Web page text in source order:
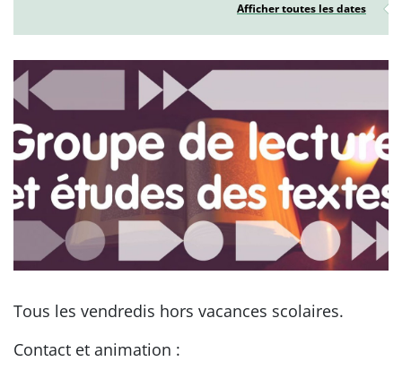
Afficher toutes les dates
Tous les vendredis hors vacances scolaires.
Contact et animation :